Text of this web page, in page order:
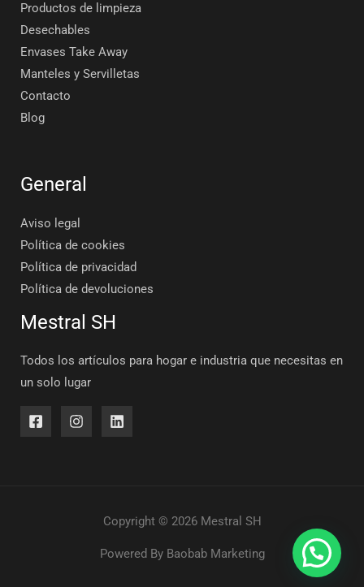
Productos de limpieza
Desechables
Envases Take Away
Manteles y Servilletas
Contacto
Blog
General
Aviso legal
Política de cookies
Política de privacidad
Política de devoluciones
Mestral SH
Todos los artículos para hogar e industria que necesitas en
un solo lugar
Copyright © 2026 Mestral SH
Powered By Baobab Marketing